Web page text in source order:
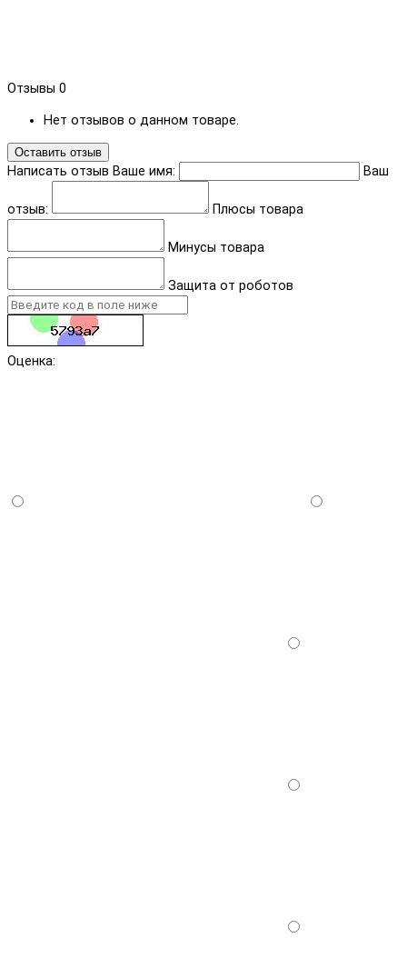
Отзывы 0
Нет отзывов о данном товаре.
Оставить отзыв
Написать отзыв Ваше имя: Ваш
отзыв: Плюсы товара
Минусы товара
Защита от роботов
Оценка: